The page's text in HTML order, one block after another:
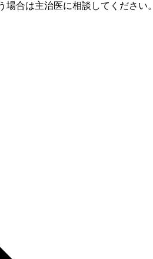
合は主治医に相談してください。